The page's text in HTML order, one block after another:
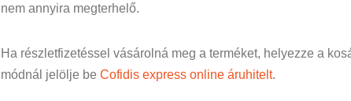
nem annyira megterhelő.
Ha részletfizetéssel vásárolná meg a terméket, helyezze a
módnál jelölje beCofidis express online áruhitelt.